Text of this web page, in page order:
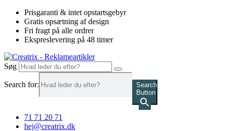
Videre
indhold
Prisgaranti & intet opstartsgebyr
Gratis opsætning af design
Fri fragt på alle ordrer
Ekspreslevering på 48 timer
Søg
Search for:
Search
Button
71 71 20 71
hej@creatrix.dk